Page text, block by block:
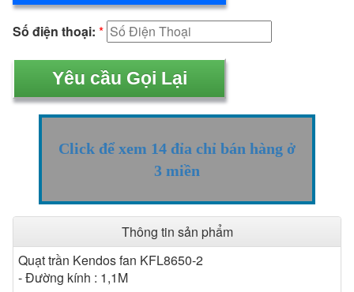
Số điện thoại: *
Click để xem 14 đỉa chỉ bán hàng ở
3 miền
Thông tin sản phẩm
Quạt trần Kendos fan KFL8650-2
- Đường kính : 1,1M